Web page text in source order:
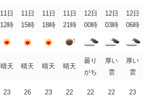
11日
12時
11日
15時
11日
18時
11日
21時
12日
00時
12日
03時
12日
06時
晴天 晴天 晴天 晴天
曇り
がち
厚い
雲
厚い
雲
23 26 23 22 22 22 23